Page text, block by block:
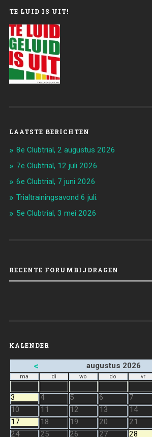
TE LUID IS UIT!
LAATSTE BERICHTEN
8e Clubtrial, 2 augustus 2026
7e Clubtrial, 12 juli 2026
6e Clubtrial, 7 juni 2026
Trialtrainingsavond 6 juli.
5e Clubtrial, 3 mei 2026
RECENTE FORUMBIJDRAGEN
KALENDER
< augustus 2026
ma di wo do vr
3
4 5 6 7
10
11 12 13 14
17
18 19 20 21
24
25 26 27 28